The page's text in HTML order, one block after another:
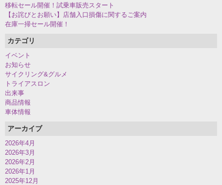
移転セール開催！試乗車販売スタート
【お詫びとお願い】店舗入口損傷に関するご案内
在庫一掃セール開催！
カテゴリ
イベント
お知らせ
サイクリング&グルメ
トライアスロン
出来事
商品情報
車体情報
アーカイブ
2026年4月
2026年3月
2026年2月
2026年1月
2025年12月